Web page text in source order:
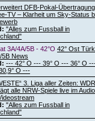
DFB-Pokal-
TV – Klarheit um Sky-Status
"Alles zum Fussball in
3A/4A/5B - 42°O 42° Ost
5B News
--- 42° O --- 39° O --- 36° O
O ---
3. Liga aller Zeiten: WDR
alle NRW-Spiele live im
"Alles zum Fussball in